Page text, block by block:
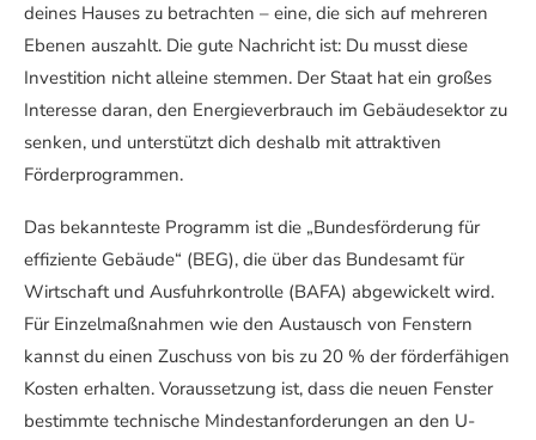
deines Hauses zu betrachten – eine, die sich auf mehreren
Ebenen auszahlt. Die gute Nachricht ist: Du musst diese
Investition nicht alleine stemmen. Der Staat hat ein großes
Interesse daran, den Energieverbrauch im Gebäudesektor zu
senken, und unterstützt dich deshalb mit attraktiven
Förderprogrammen.
Das bekannteste Programm ist die „Bundesförderung für
effiziente Gebäude“ (BEG), die über das Bundesamt für
Wirtschaft und Ausfuhrkontrolle (BAFA) abgewickelt wird.
Für Einzelmaßnahmen wie den Austausch von Fenstern
kannst du einen Zuschuss von bis zu 20 % der förderfähigen
Kosten erhalten. Voraussetzung ist, dass die neuen Fenster
bestimmte technische Mindestanforderungen an den U-